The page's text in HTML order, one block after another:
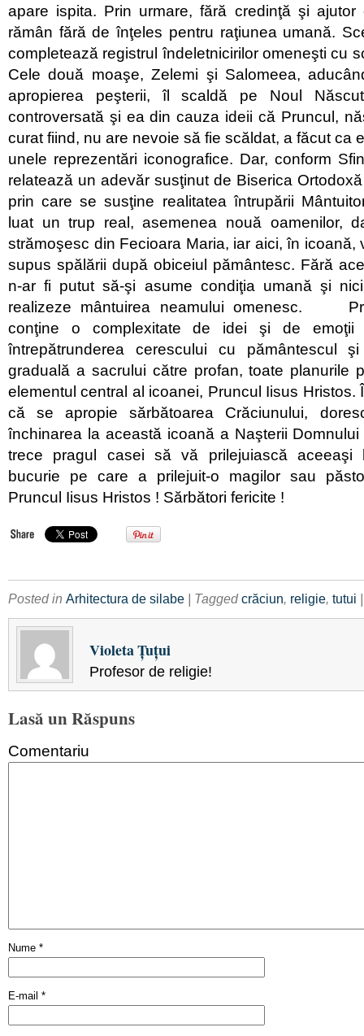
apare ispita. Prin urmare, fără credinţă şi ajutor
rămân fără de înţeles pentru raţiunea umană.
completează registrul îndeletnicirilor omeneşti cu
Cele două moaşe, Zelemi şi Salomeea,
apropierea peşterii, îl scaldă pe Noul
controversată şi ea din cauza ideii că Pruncul,
curat fiind, nu are nevoie să fie scăldat, a făcut ca
unele reprezentări iconografice. Dar, conform
relatează un adevăr susţinut de Biserica
prin care se susţine realitatea întrupării
luat un trup real, asemenea nouă oamenilor,
strămoşesc din Fecioara Maria, iar aici, în icoană,
supus spălării după obiceiul pământesc. Fără
n-ar fi putut să-şi asume condiţia umană şi
realizeze mântuirea neamului omenesc.
conţine o complexitate de idei şi de
întrepătrunderea cerescului cu pământescul
graduală a sacrului către profan, toate planurile
elementul central al icoanei, Pruncul Iisus Hristos.
că se apropie sărbătoarea Crăciunului,
închinarea la această icoană a Naşterii
trece pragul casei să vă prilejuiască aceeaşi
bucurie pe care a prilejuit-o magilor sau
Pruncul Iisus Hristos ! Sărbători fericite !
Posted in Arhitectura de silabe | Taggedcrăciun, religie, tutui
Violeta Țuțui
Profesor de religie!
Lasă un Răspuns
Comentariu
Nume *
E-mail *